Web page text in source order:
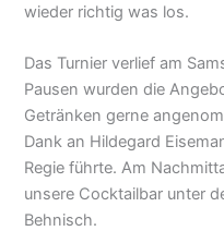
wieder richtig was los.
Das Turnier verlief am
Pausen wurden die
Getränken gerne
Dank an Hildegard
Regie führte. Am
unsere Cocktailbar unter
Behnisch.